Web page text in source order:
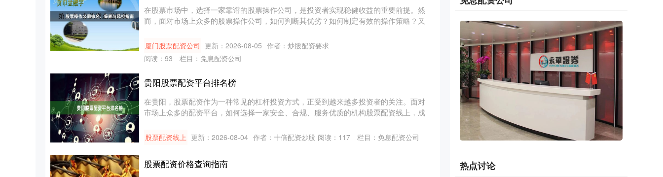
在股票市场中，选择一家靠谱的股票操作公司，是投资者实现稳健收益的重要前提。然
而，面对市场上众多的股票操作公司，如何判断其优劣？如何制定有效的操作策略？又
厦门股票配资公司 更新：2026-08-05 作者：炒股配资要求
阅读： 93 栏目： 免息配资公司
贵阳股票配资平台排名榜
在贵阳，股票配资作为一种常见的杠杆投资方式，正受到越来越多投资者的关注。面对
市场上众多的配资平台，如何选择一家安全、合规、服务优质的机构股票配资线上，成
股票配资线上 更新：2026-08-04 作者：十倍配资炒股 阅读： 117 栏目： 免息配资公司
股票配资价格查询指南 热点讨论
股票炒股配资开户 解锁互联网股票配资平台，助你财
富增值
在线配资网站
在当今数字化的时代股票炒股配资开户，互联网股票
配资平台已成为投资者实现财富增值的有力工具。这
股票配资人 炒股配资要求：入门门槛与风险提示